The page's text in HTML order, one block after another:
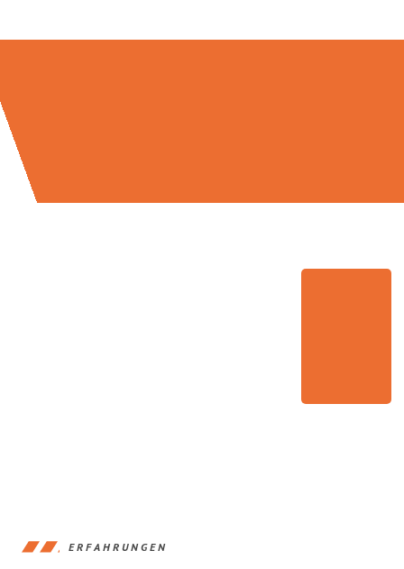
ERFAHRUNGEN